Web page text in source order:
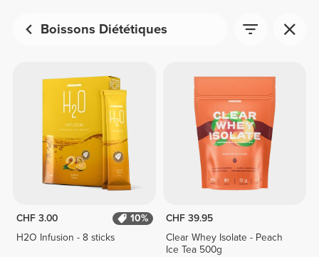
Boissons Diététiques
CHF 3.00
10%
H2O Infusion - 8 sticks
CHF 39.95
Clear Whey Isolate - Peach
Ice Tea 500g